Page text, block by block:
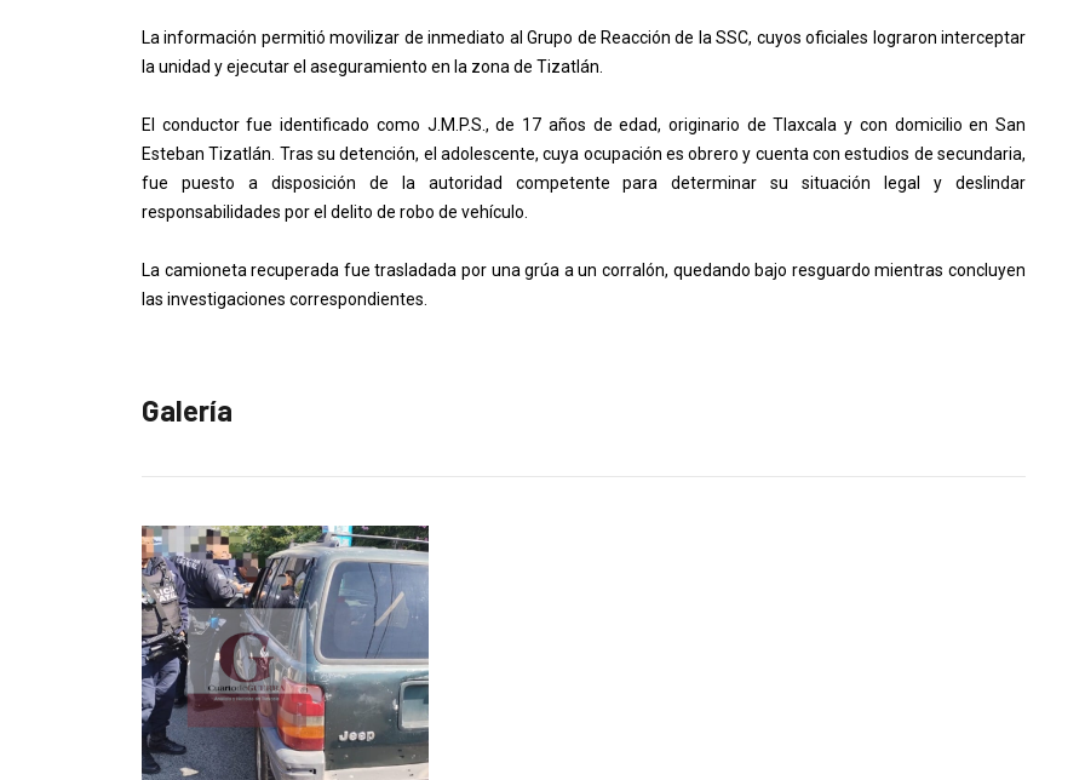
La información permitió movilizar de inmediato al Grupo de Reacción de la SSC, cuyos oficiales lograron interceptar
la unidad y ejecutar el aseguramiento en la zona de Tizatlán.
El conductor fue identificado como J.M.P.S., de 17 años de edad, originario de Tlaxcala y con domicilio en San
Esteban Tizatlán. Tras su detención, el adolescente, cuya ocupación es obrero y cuenta con estudios de secundaria,
fue puesto a disposición de la autoridad competente para determinar su situación legal y deslindar
responsabilidades por el delito de robo de vehículo.
La camioneta recuperada fue trasladada por una grúa a un corralón, quedando bajo resguardo mientras concluyen
las investigaciones correspondientes.
Galería